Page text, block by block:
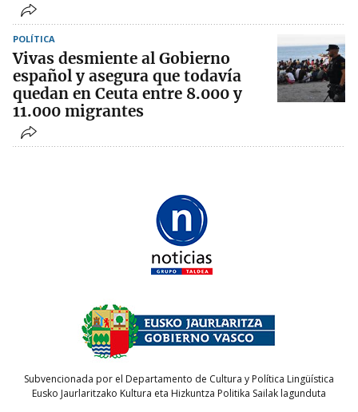
POLÍTICA
Vivas desmiente al Gobierno
español y asegura que todavía
quedan en Ceuta entre 8.000 y
11.000 migrantes
Subvencionada por el Departamento de Cultura y Política Lingüística
Eusko Jaurlaritzako Kultura eta Hizkuntza Politika Sailak lagunduta